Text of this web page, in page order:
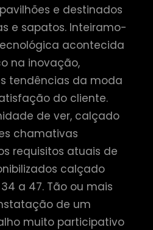
e destinados
e sapatos. Inteiramo-
acontecida
na inovação,
tendências da moda
do cliente.
de ver, calçado
chamativas
requisitos atuais de
calçado
a 47. Tão ou mais
de um
muito participativo